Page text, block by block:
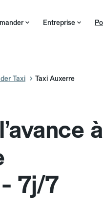
Entreprise
Taxi Taxi Auxerre
à
7j/7